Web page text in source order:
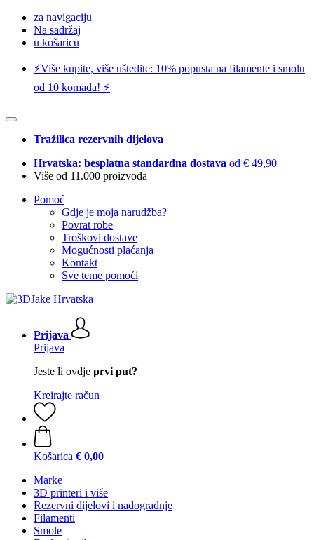
za navigaciju
Na sadržaj
u košaricu
⚡️Više kupite, više uštedite: 10% popusta na filamente i smolu
od 10 komada! ⚡️
Tražilica rezervnih dijelova
Hrvatska: besplatna standardna dostava od € 49,90
Više od 11.000 proizvoda
Pomoć
Gdje je moja narudžba?
Povrat robe
Troškovi dostave
Mogućnosti plaćanja
Kontakt
Sve teme pomoći
Prijava
Prijava
Jeste li ovdje prvi put?
Kreirajte račun
Košarica € 0,00
Marke
3D printeri i više
Rezervni dijelovi i nadogradnje
Filamenti
Smole